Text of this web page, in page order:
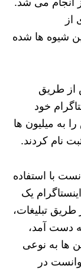
انجام می شد.
شیوه ها شده
از طریق
خود
به میلیون ها
نام کردند.
با استفاده
یک
تبلیغات،
دست آمد،
ها به نوعی
در